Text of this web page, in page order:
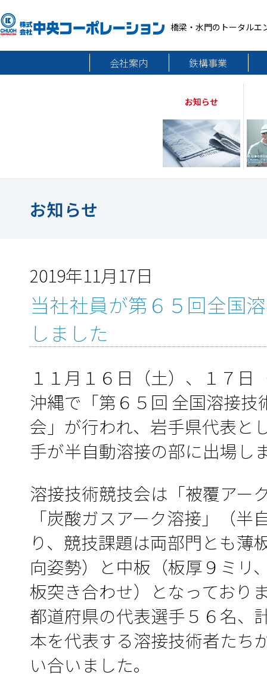
橋梁・水門のトータルエ
会社案内 鉄構事業
お知らせ
お知らせ
2019年11月17日
当社社員が第６５回全国
しました
１１月１６日（土）、１７日
沖縄で「第６５回 全国溶接
会」が行われ、岩手県代表と
手が半自動溶接の部に出場し
溶接技術競技会は「被覆アー
「炭酸ガスアーク溶接」（
り、競技課題は両部門とも薄
向姿勢）と中板（板厚９ミリ
板突き合わせ）となっており
都道府県の代表選手５６名、
本を代表する溶接技術者たち
い合いました。